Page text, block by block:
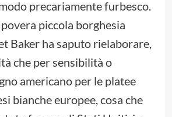
precariamente furbesco.
piccola borghesia
Baker ha saputo rielaborare,
che per sensibilità o
americano per le platee
bianche europee, cosa che